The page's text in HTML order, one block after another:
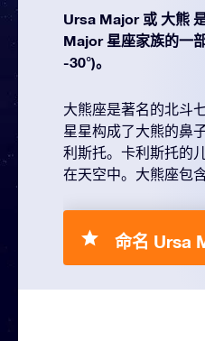
Ursa Major 或 大熊
Major 星座家族的一
-30°)。
大熊座是著名的北斗
星星构成了大熊的鼻
利斯托。卡利斯托的
在天空中。大熊座包
命名 Ursa